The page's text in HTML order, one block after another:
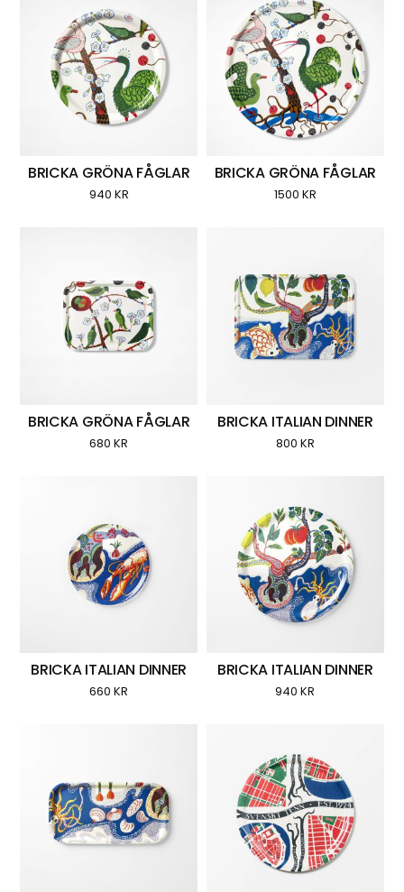
BRICKA GRÖNA FÅGLAR
940 KR
BRICKA GRÖNA FÅGLAR
1500 KR
BRICKA GRÖNA FÅGLAR
680KR
BRICKA ITALIAN DINNER
800 KR
BRICKA ITALIAN DINNER
660KR
BRICKA ITALIAN DINNER
940KR